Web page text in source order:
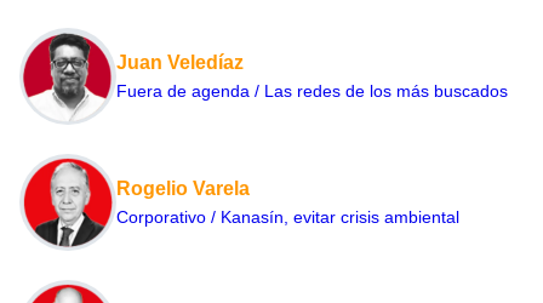
Juan Veledíaz
Fuera de agenda / Las redes de los más buscados
Rogelio Varela
Corporativo / Kanasín, evitar crisis ambiental